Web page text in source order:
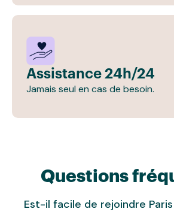
Assistance 24h/24
Jamais seul en cas de besoin.
Questions
Est-il facile de rejoindre Paris